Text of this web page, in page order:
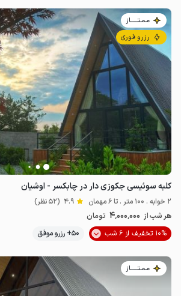
مـمـتــــــاز
رزرو فوری
کلبه سوئیسی جکوزی دار در چابکسر - اوشیان
2 خوابه . 100 متر . تا 6 مهمان 4.9 (52 نظر)
هر شب از 4٬000٬000 تومان
10% تخفیف از 6 شب
50+ رزرو موفق
مـمـتــــــاز